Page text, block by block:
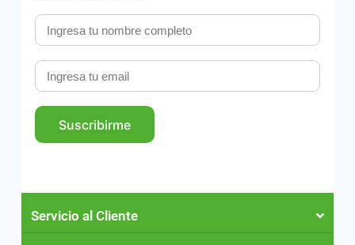
Suscribirme
Servicio al Cliente